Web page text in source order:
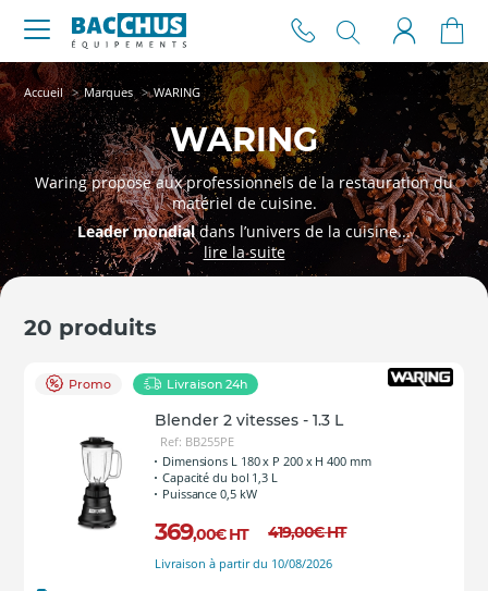
Accueil Marques WARING
WARING
Waring propose aux professionnels de la restauration du
matériel de cuisine.
Leader mondialdans l’univers de la cuisine...
20 produits
Promo Livraison 24h
Blender 2 vitesses - 1.3 L
Ref: BB255PE
Dimensions L 180 x P 200 x H 400 mm
Capacité du bol 1,3 L
Puissance 0,5 kW
369,00€ HT 419,00€HT
Livraison à partir du 10/08/2026